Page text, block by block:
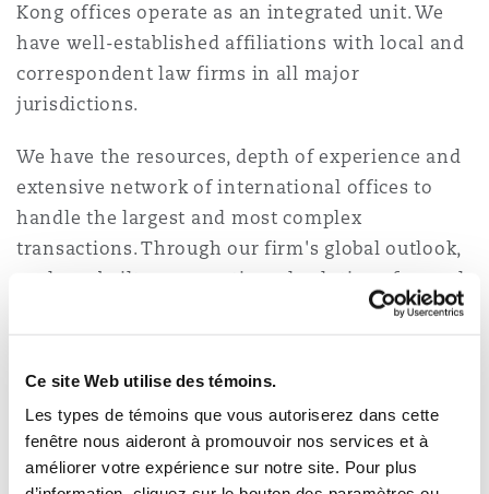
Ce site Web utilise des témoins.
Les types de témoins que vous autoriserez dans cette
fenêtre nous aideront à promouvoir nos services et à
améliorer votre expérience sur notre site. Pour plus
Kong offices operate as an integrated unit. We
have well-established affiliations with local and
correspondent law firms in all major
jurisdictions.
We have the resources, depth of experience and
extensive network of international offices to
handle the largest and most complex
transactions. Through our firm's global outlook,
we have built a pragmatic and solutions focused
team in China who are not only bilingual, but
also dual qualified to better serve our clients in
various jurisdictions.
We are committed to unravelling problems and
steering our clients through the diverse legal
and commercial challenges that they face. We